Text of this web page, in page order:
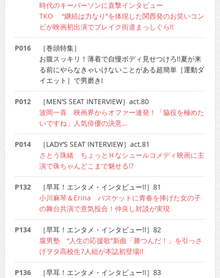
時代のキーパーソンに直撃インタビュー
TKO “継続は力なり”を体現した関西発のお笑いコン
ビが映画初出演でブレイク街道まっしぐら!!
P016
［巻頭特集］
お腹スッキリ！薄着で自慢ボディ見せつけろ!!夏が来
る前にやらなきゃいけないことがある超簡単［運動ダ
イエット］で男磨き!
P012
［MEN’S SEAT INTERVIEW］act.80
波岡一喜 映画界からオファー連発！「脇役を極めた
いですね」人気俳優の決意…
P014
［LADY’S SEAT INTERVIEW］act.81
さとう珠緒 ちょっとＨなシュールコメディ映画に主
演で珠ちゃんどこまで魅せる!?
P132
［早耳！エンタメ・インタビュー!!］81
小川麻琴＆Erina バスケットに青春を捧げた女の子
の舞台共演で意気投合！仲良し対談が実現
P134
［早耳！エンタメ・インタビュー!!］82
腐男塾 “人生の応援歌”新曲「勝つんだ！」を引っさ
げヲタ高校生7人組が本誌初登場!!
P136
［早耳！エンタメ・インタビュー!!］83